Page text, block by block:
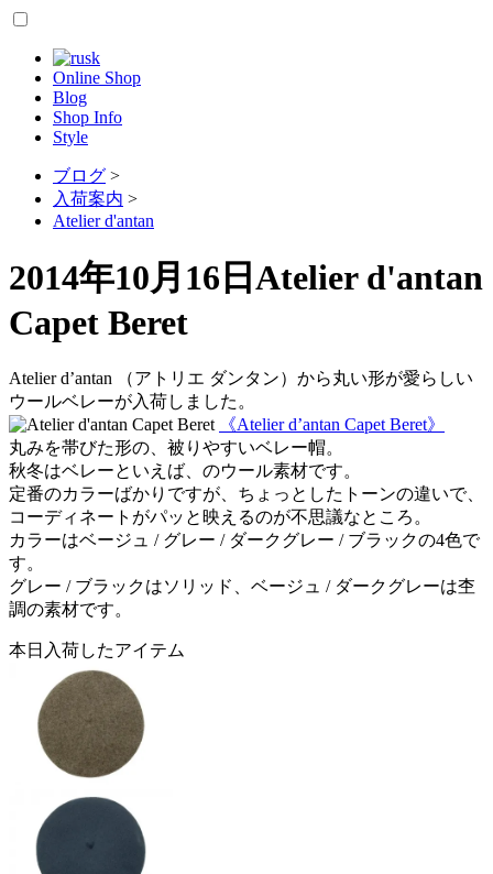
Online Shop
Blog
Shop Info
Style
ブログ >
入荷案内 >
Atelier d'antan
2014年10月16日 Atelier d'antan
Capet Beret
Atelier d’antan （アトリエ ダンタン）から丸い形が愛らしい
ウールベレーが入荷しました。
《Atelier d’antan Capet Beret》
丸みを帯びた形の、被りやすいベレー帽。
秋冬はベレーといえば、のウール素材です。
定番のカラーばかりですが、ちょっとしたトーンの違いで、
コーディネートがパッと映えるのが不思議なところ。
カラーはベージュ / グレー / ダークグレー / ブラックの4色で
す。
グレー / ブラックはソリッド、ベージュ / ダークグレーは杢
調の素材です。
本日入荷したアイテム